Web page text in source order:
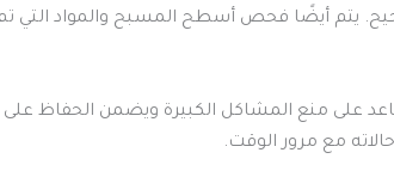
يتم أيضًا فحص أسطح المسبح والمواد التي
منع المشاكل الكبيرة ويضمن الحفاظ على
مع مرور الوقت.